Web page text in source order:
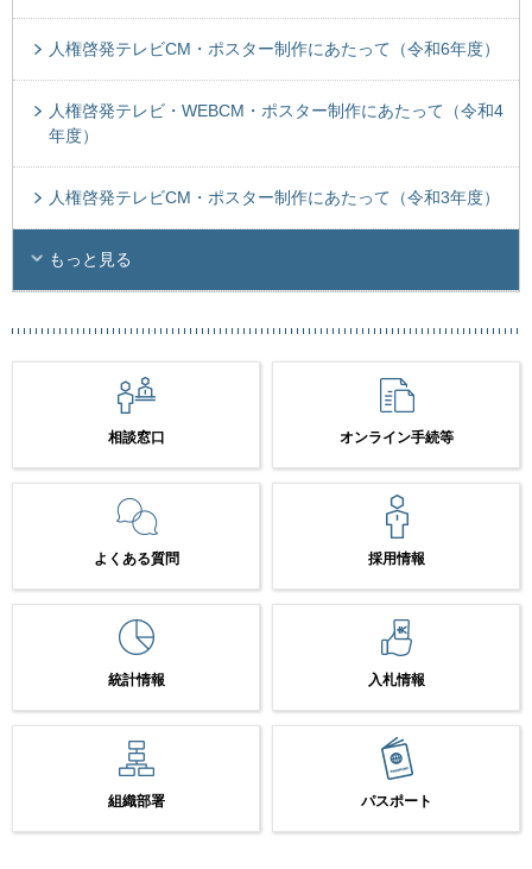
人権啓発テレビCM・ポスター制作にあたって（令和6年度）
人権啓発テレビ・WEBCM・ポスター制作にあたって（令和4
年度）
人権啓発テレビCM・ポスター制作にあたって（令和3年度）
もっと見る
相談窓口 オンライン手続等
よくある質問 採用情報
統計情報 入札情報
組織部署 パスポート